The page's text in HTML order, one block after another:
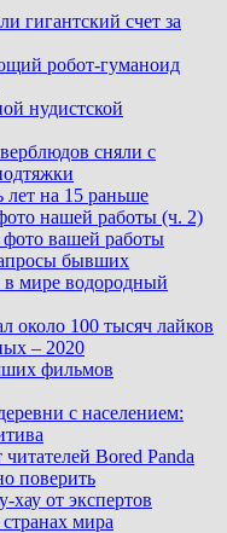
гигантский счет за
робот-гуманоид
нудистской
сняли с
лет на 15 раньше
нашей работы (ч. 2)
вашей работы
бывших
мире водородный
около 100 тысяч лайков
– 2020
фильмов
с населением:
Bored Panda
поверить
хау от экспертов
мира